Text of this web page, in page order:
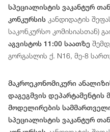
სპეციალისტის ვაკანტურ
კონკურსის კანდიდატის
საკონკურსო კომისიასთან)
აგვისტოს 11:00 საათზე
გორგასლის ქ. N16, მე-8
მაკროეკონომიკური
დაგეგმვის დეპარტამენტის
მოდელირების
სპეციალისტის ვაკანტურ